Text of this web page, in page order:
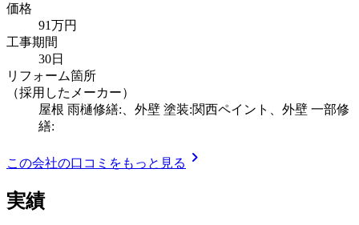
価格
91万円
工事期間
30日
リフォーム箇所
（採用したメーカー）
屋根 雨樋修繕:、外壁 塗装:関西ペイント、外壁 一部修
繕:
この会社の口コミをもっと見る chevron_right
実績